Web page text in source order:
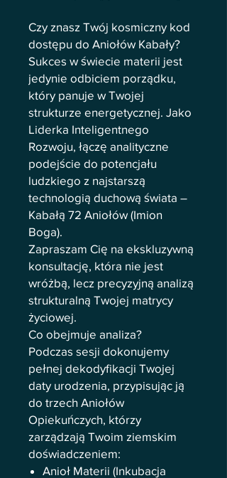
Czy znasz Twój kosmiczny kod
dostępu do Aniołów Kabały?
Sukces w świecie materii jest
jedynie odbiciem porządku,
który panuje w Twojej
strukturze energetycznej. Jako
Liderka Inteligentnego
Rozwoju, łączę analityczne
podejście do potencjału
ludzkiego z najstarszą
technologią duchową świata –
Kabałą 72 Aniołów (Imion
Boga).
Zapraszam Cię na ekskluzywną
konsultację, która nie jest
wróżbą, lecz precyzyjną analizą
strukturalną Twojej matrycy
życiowej.
Co obejmuje analiza?
Podczas sesji dokonujemy
pełnej dekodyfikacji Twojej
daty urodzenia, przypisując ją
do trzech Aniołów
Opiekuńczych, którzy
zarządzają Twoim ziemskim
doświadczeniem:
Anioł Materii (Inkubacja